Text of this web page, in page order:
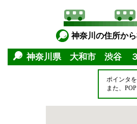
神奈川の住所か
神奈川県 大和市 渋谷 ３
ポインタ
また、